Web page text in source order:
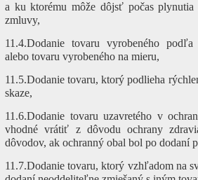
a ku ktorému môže dôjsť počas plynutia
zmluvy,
11.4.Dodanie tovaru vyrobeného
alebo tovaru vyrobeného na mieru,
11.5.Dodanie tovaru, ktorý podlieha
skaze,
11.6.Dodanie tovaru uzavretého v
vhodné vrátiť z dôvodu ochrany
dôvodov, ak ochranný obal bol po dodaní
11.7.Dodanie tovaru, ktorý vzhľadom na